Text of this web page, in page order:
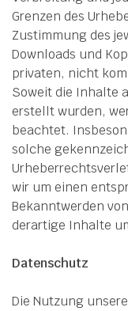
Grenzen des
Zustimmung des
Downloads und
privaten, nicht
Soweit die Inhalte
erstellt wurden,
beachtet.
solche
wir um einen
Bekanntwerden
derartige Inhalte
Datenschutz
Die Nutzung